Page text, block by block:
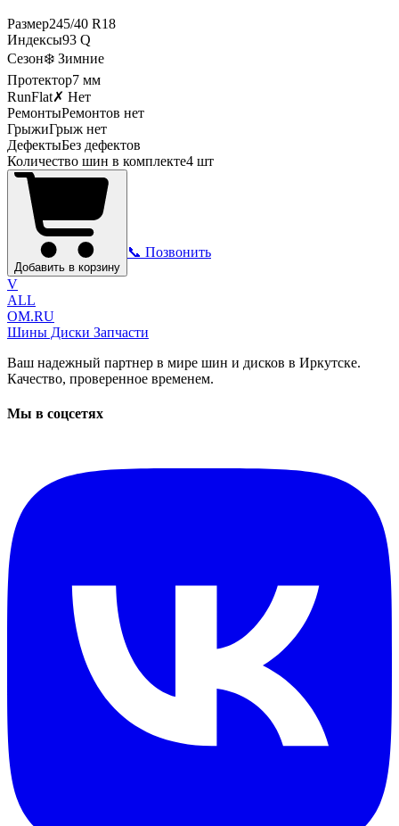
Размер245/40 R18
Индексы93 Q
Сезон❄️ Зимние
Протектор7 мм
RunFlat✗ Нет
РемонтыРемонтов нет
ГрыжиГрыж нет
ДефектыБез дефектов
Количество шин в комплекте4 шт
Добавить в корзину
📞 Позвонить
V
ALL
OM.RU
Шины Диски Запчасти
Ваш надежный партнер в мире шин и дисков в Иркутске.
Качество, проверенное временем.
Мы в соцсетях